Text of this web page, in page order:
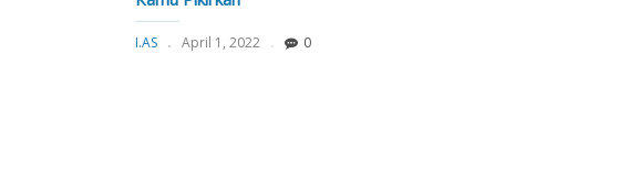
I.AS April 1, 2022 0